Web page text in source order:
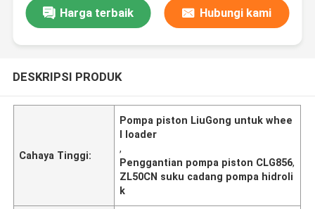
Harga terbaik Hubungi kami
DESKRIPSI PRODUK
Cahaya Tinggi:
Pompa piston LiuGong untuk whee
l loader
,
Penggantian pompa piston CLG856,
ZL50CN suku cadang pompa hidroli
k